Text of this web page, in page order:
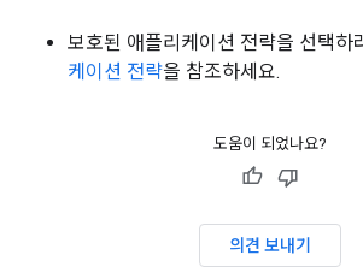
보호된 애플리케이션 전략을 선택하
케이션 전략을 참조하세요.
도움이 되었나요?
의견 보내기